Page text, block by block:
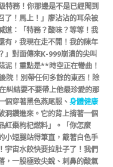
特務！你那邊是不是已經聞到
了！馬上！」廖沾沾的耳朵被
道：「特務？酸味？等等！我
有，我現在走不開！我的陳年
」對面傳來K-999崩潰的尖叫
泥！重點是**時空正在彎曲！
院！別帶任何多餘的東西！除
結要不要帶上他最珍愛的那
個穿著黑色燕尾服、 身體健康
洞鑽進來。它的背上揹著一個
紅棗枸杞燃料」。「你怎麼
短腿站得筆直，戴著白色手
宇宙水餃快要拉肚子了！我們
，一股極致尖銳、刺鼻的酸氣